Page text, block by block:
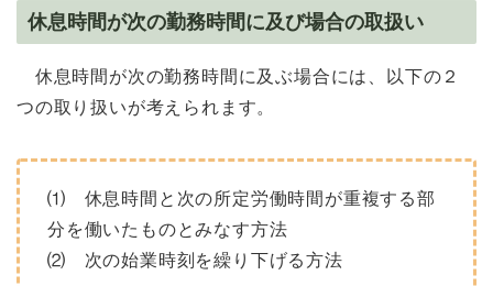
休息時間が次の勤務時間に及び場合の取扱い
休息時間が次の勤務時間に及ぶ場合には、以下の２
つの取り扱いが考えられます。
⑴ 休息時間と次の所定労働時間が重複する部
分を働いたものとみなす方法
⑵ 次の始業時刻を繰り下げる方法